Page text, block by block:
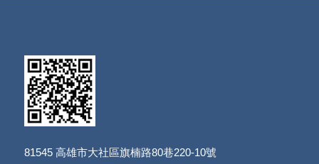
81545高雄市大社區旗楠路80巷220-10號